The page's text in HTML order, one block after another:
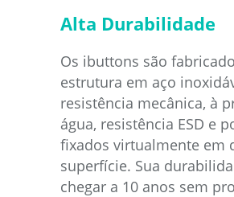
Alta Durabilidade
Os ibuttons são
estrutura em aço
resistência mecânica, à
água, resistência ESD e
fixados virtualmente em
superfície. Sua
chegar a 10 anos sem